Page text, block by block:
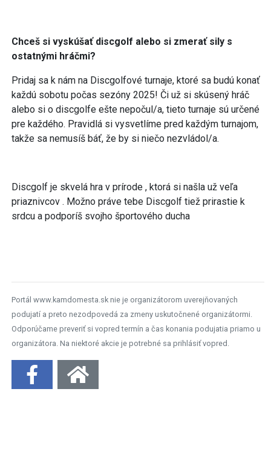
Chceš si vyskúšať discgolf alebo si zmerať sily s
ostatnými hráčmi?
Pridaj sa k nám na Discgolfové turnaje, ktoré sa budú konať
každú sobotu počas sezóny 2025! Či už si skúsený hráč
alebo si o discgolfe ešte nepočul/a, tieto turnaje sú určené
pre každého. Pravidlá si vysvetlíme pred každým turnajom,
takže sa nemusíš báť, že by si niečo nezvládol/a.
Discgolf je skvelá hra v prírode , ktorá si našla už veľa
priaznivcov . Možno práve tebe Discgolf tiež prirastie k
srdcu a podporíš svojho športového ducha
Portál www.kamdomesta.sk nie je organizátorom uverejňovaných
podujatí a preto nezodpovedá za zmeny uskutočnené organizátormi.
Odporúčame preveriť si vopred termín a čas konania podujatia priamo u
organizátora. Na niektoré akcie je potrebné sa prihlásiť vopred.